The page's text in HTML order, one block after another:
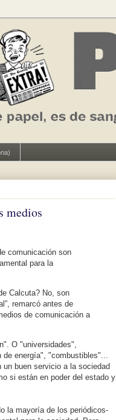
medios
comunicación son
para la
Calcuta? No, son
remarcó antes de
de comunicación a
O "universidades",
de energía", "combustibles"...
buen servicio a la sociedad
si están en poder del estado y
la mayoría de los periódicos-